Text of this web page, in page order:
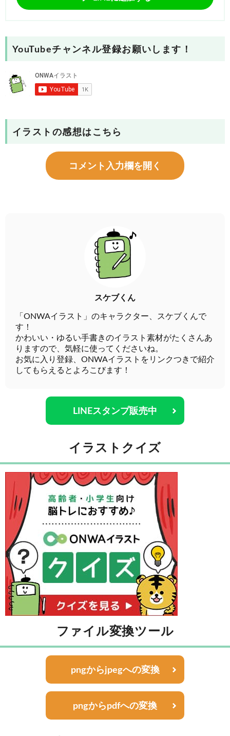
YouTubeチャンネル登録お願いします！
イラストの感想はこちら
コメント入力欄を開く
スケブくん
「ONWAイラスト」のキャラクター、スケブくんで
す！
かわいい・ゆるい手書きのイラスト素材がたくさんあ
りますので、気軽に使ってくださいね。
お気に入り登録、ONWAイラストをリンクつきで紹介
してもらえるとよろこびます！
LINEスタンプ販売中
イラストクイズ
ファイル変換ツール
pngからjpegへの変換
pngからpdfへの変換